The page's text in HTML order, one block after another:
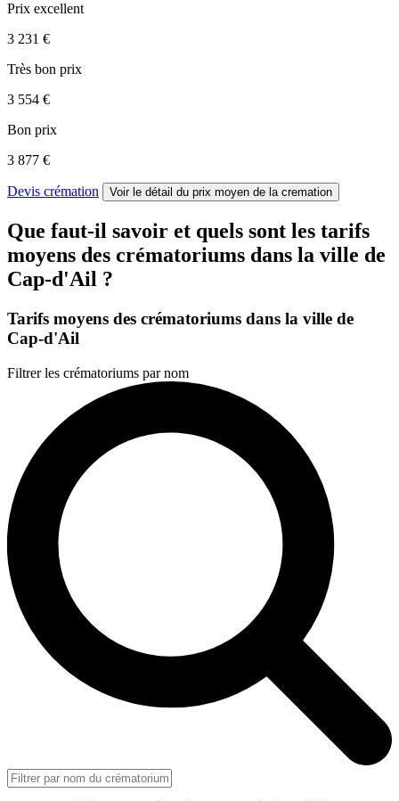
Prix excellent
3 231 €
Très bon prix
3 554 €
Bon prix
3 877 €
Devis crémation Voir le détail du prix moyen de la cremation
Que faut-il savoir et quels sont les tarifs
moyens des crématoriums dans la ville de
Cap-d'Ail ?
Tarifs moyens des crématoriums dans la ville de
Cap-d'Ail
Filtrer les crématoriums par nom